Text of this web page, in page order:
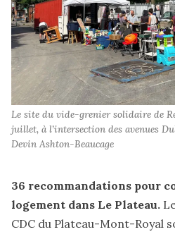
Le site du vide-grenier solidaire de
juillet, à l’intersection des avenues
Devin Ashton-Beaucage
36 recommandations pour
logement dans Le Plateau.
CDC du Plateau-Mont-Royal